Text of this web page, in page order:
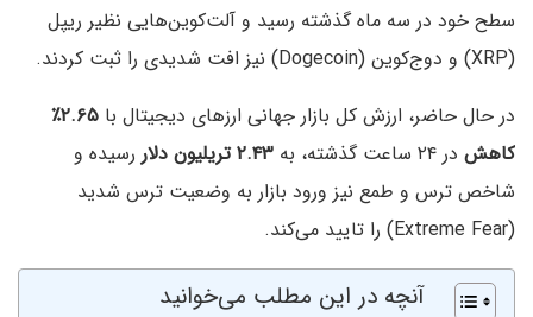
سطح خود در سه ماه گذشته رسید و آلت‌کوین‌هایی نظیر ریپل
(XRP) و دوج‌کوین (Dogecoin) نیز افت شدیدی را ثبت کردند.
در حال حاضر، ارزش کل بازار جهانی ارزهای دیجیتال با
۲.۶۵٪
کاهش در ۲۴ ساعت گذشته، به ۲.۴۳ تریلیون دلار
رسیده و
شاخص ترس و طمع نیز ورود بازار به وضعیت ترس شدید
(Extreme Fear) را تایید می‌کند.
آنچه در این مطلب می‌خوانید